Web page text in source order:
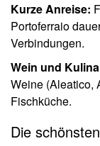
Kurze Anreise:
Portoferraio
Verbindungen.
Wein und
Weine (Aleatico,
Fischküche.
Die